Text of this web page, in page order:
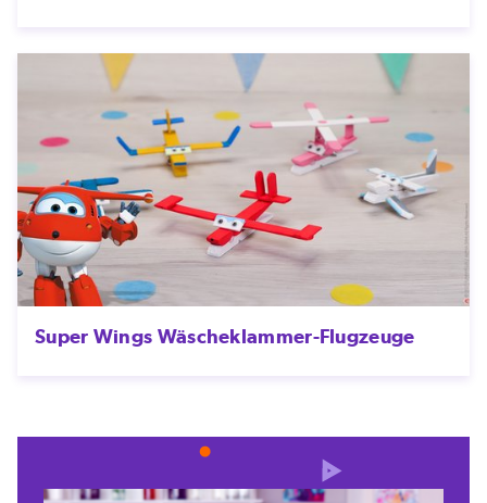
Super Wings Wäscheklammer-Flugzeuge